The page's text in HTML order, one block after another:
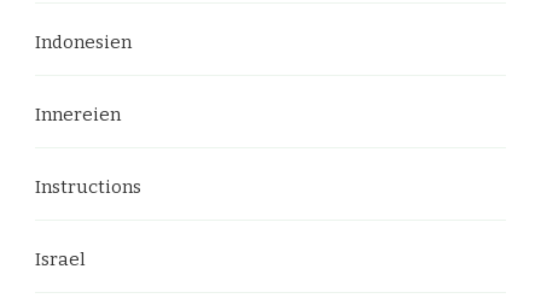
Indonesien
Innereien
Instructions
Israel